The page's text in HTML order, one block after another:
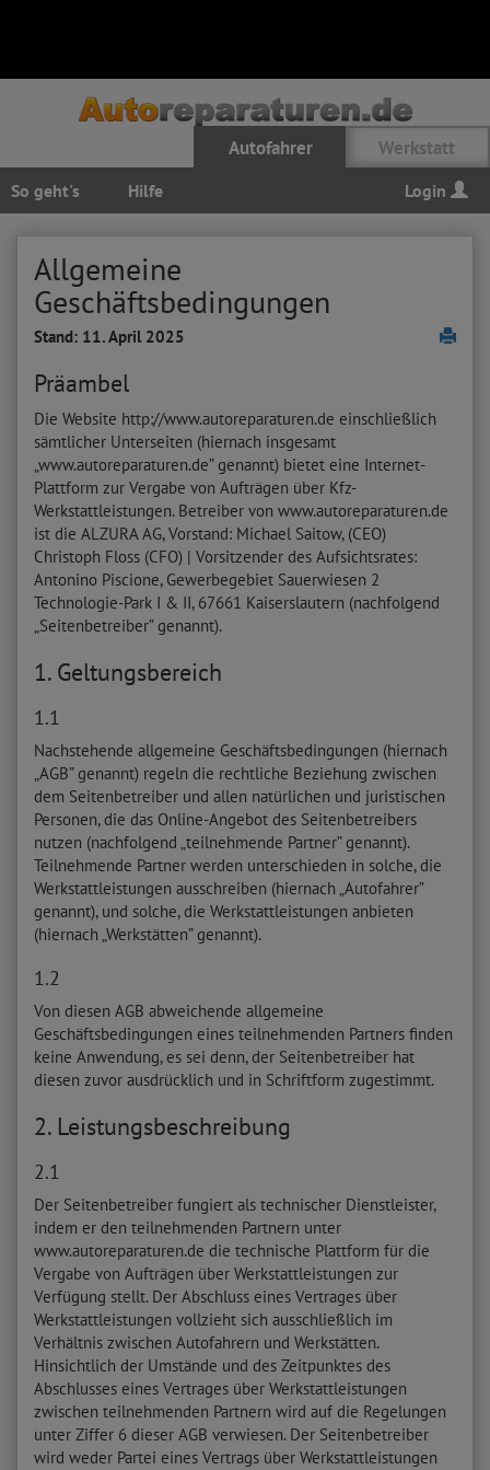
Autofahrer Werkstatt
So geht's Hilfe Login
Allgemeine
Geschäftsbedingungen
Stand: 11. April 2025
Präambel
Die Website http://www.autoreparaturen.de einschließlich
sämtlicher Unterseiten (hiernach insgesamt
„www.autoreparaturen.de” genannt) bietet eine Internet-
Plattform zur Vergabe von Aufträgen über Kfz-
Werkstattleistungen. Betreiber von www.autoreparaturen.de
ist die ALZURA AG, Vorstand: Michael Saitow, (CEO)
Christoph Floss (CFO) | Vorsitzender des Aufsichtsrates:
Antonino Piscione, Gewerbegebiet Sauerwiesen 2
Technologie-Park I & II, 67661 Kaiserslautern (nachfolgend
„Seitenbetreiber” genannt).
1. Geltungsbereich
1.1
Nachstehende allgemeine Geschäftsbedingungen (hiernach
„AGB” genannt) regeln die rechtliche Beziehung zwischen
dem Seitenbetreiber und allen natürlichen und juristischen
Personen, die das Online-Angebot des Seitenbetreibers
nutzen (nachfolgend „teilnehmende Partner” genannt).
Teilnehmende Partner werden unterschieden in solche, die
Werkstattleistungen ausschreiben (hiernach „Autofahrer”
genannt), und solche, die Werkstattleistungen anbieten
(hiernach „Werkstätten” genannt).
1.2
Von diesen AGB abweichende allgemeine
Geschäftsbedingungen eines teilnehmenden Partners finden
keine Anwendung, es sei denn, der Seitenbetreiber hat
diesen zuvor ausdrücklich und in Schriftform zugestimmt.
2. Leistungsbeschreibung
2.1
Der Seitenbetreiber fungiert als technischer Dienstleister,
indem er den teilnehmenden Partnern unter
www.autoreparaturen.de die technische Plattform für die
Vergabe von Aufträgen über Werkstattleistungen zur
Verfügung stellt. Der Abschluss eines Vertrages über
Werkstattleistungen vollzieht sich ausschließlich im
Verhältnis zwischen Autofahrern und Werkstätten.
Hinsichtlich der Umstände und des Zeitpunktes des
Abschlusses eines Vertrages über Werkstattleistungen
zwischen teilnehmenden Partnern wird auf die Regelungen
unter Ziffer 6 dieser AGB verwiesen. Der Seitenbetreiber
wird weder Partei eines Vertrags über Werkstattleistungen